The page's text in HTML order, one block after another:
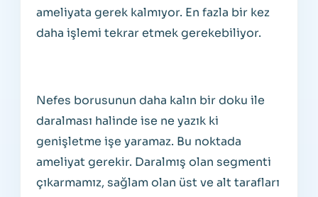
ameliyata gerek kalmıyor. En fazla bir kez
daha işlemi tekrar etmek gerekebiliyor.
Nefes borusunun daha kalın bir doku ile
daralması halinde ise ne yazık ki
genişletme işe yaramaz. Bu noktada
ameliyat gerekir. Daralmış olan segmenti
çıkarmamız, sağlam olan üst ve alt tarafları